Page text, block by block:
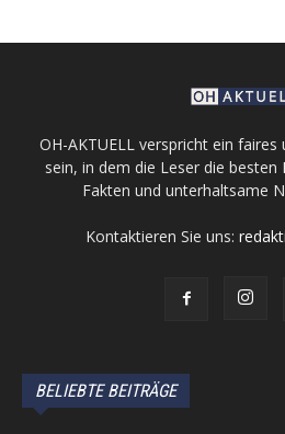
OH-AKTUELL verspricht ein
sein, in dem die Leser die
Fakten und unterhaltsame
Kontaktieren Sie uns:
BELIEBTE BEITRÄGE